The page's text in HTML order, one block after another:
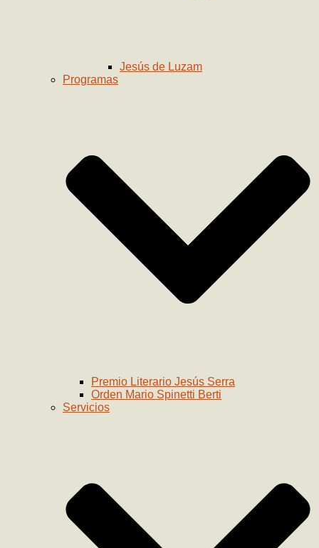
Jesús de Luzam
Programas
Premio Literario Jesús Serra
Orden Mario Spinetti Berti
Servicios